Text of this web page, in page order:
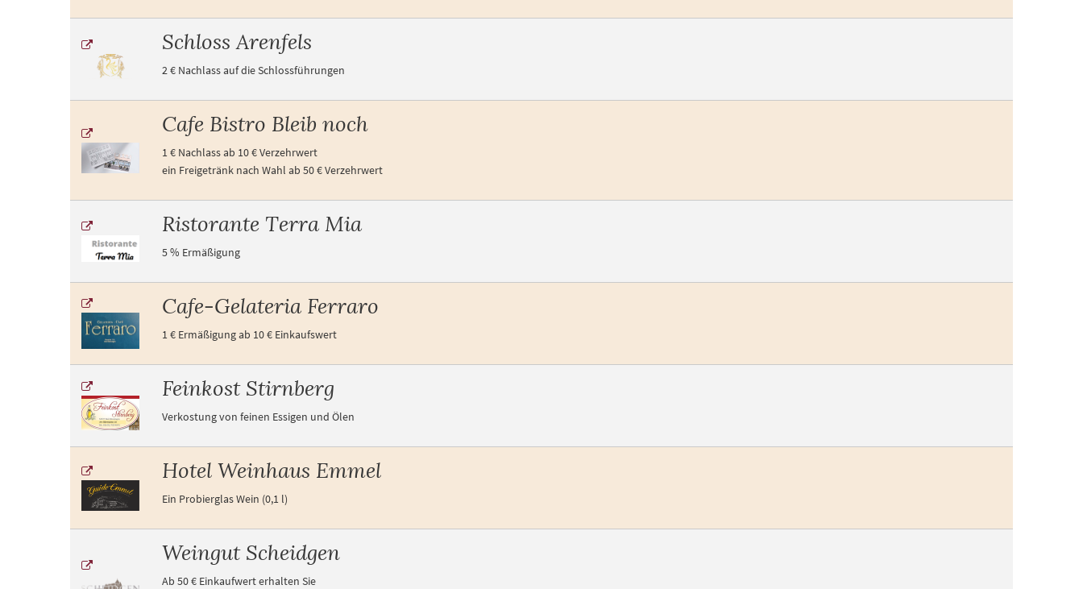
Schloss Arenfels
2 € Nachlass auf die Schlossführungen
Cafe Bistro Bleib noch
1 € Nachlass ab 10 € Verzehrwert
ein Freigetränk nach Wahl ab 50 € Verzehrwert
Ristorante Terra Mia
5 % Ermäßigung
Cafe-Gelateria Ferraro
1 € Ermäßigung ab 10 € Einkaufswert
Feinkost Stirnberg
Verkostung von feinen Essigen und Ölen
Hotel Weinhaus Emmel
Ein Probierglas Wein (0,1 l)
Weingut Scheidgen
Ab 50 € Einkaufwert erhalten Sie